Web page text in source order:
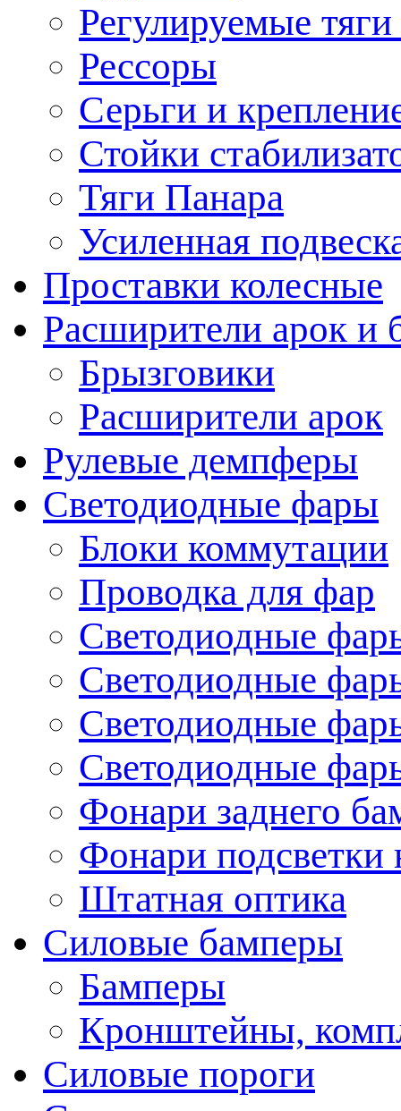
Регулируемые
Рессоры
Серьги и
Стойки
Тяги Панара
Усиленная
Проставки колесные
Расширители арок и
Брызговики
Расширители арок
Рулевые демпферы
Светодиодные фары
Блоки коммутации
Проводка для фар
Светодиодные
Светодиодные
Светодиодные
Светодиодные
Фонари заднего
Фонари подсветки
Штатная оптика
Силовые бамперы
Бамперы
Кронштейны,
Силовые пороги